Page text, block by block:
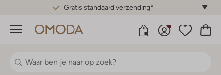
Gratis standaard verzending*
Menu